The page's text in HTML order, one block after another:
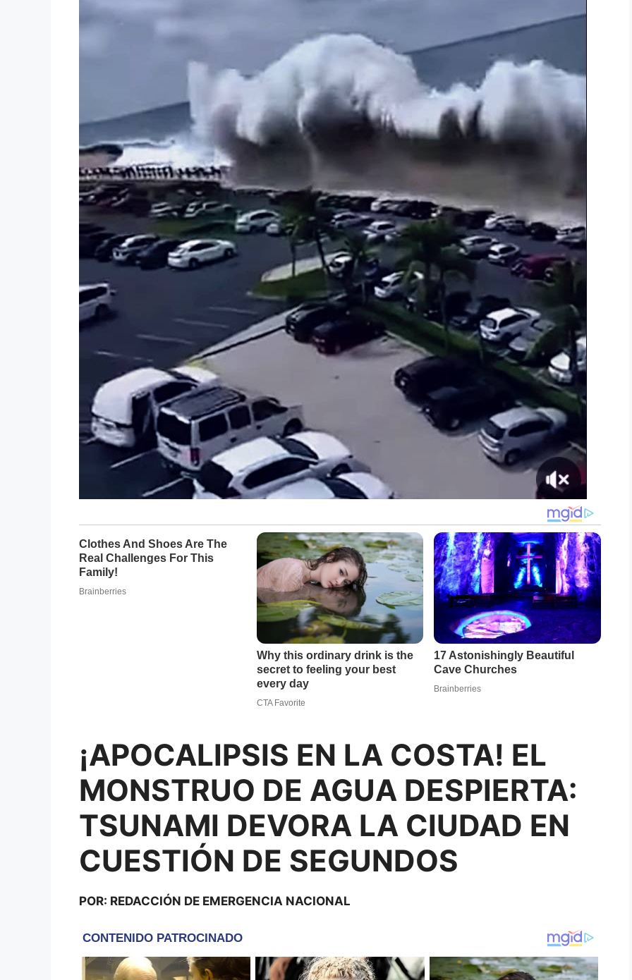
¡APOCALIPSIS EN LA COSTA! EL
MONSTRUO DE AGUA DESPIERTA:
TSUNAMI DEVORA LA CIUDAD EN
CUESTIÓN DE SEGUNDOS
POR: REDACCIÓN DE EMERGENCIA NACIONAL